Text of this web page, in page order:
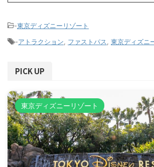
-東京ディズニーリゾート
-アトラクション, ファストパス, 東京ディズニ
PICK UP
東京ディズニーリゾート